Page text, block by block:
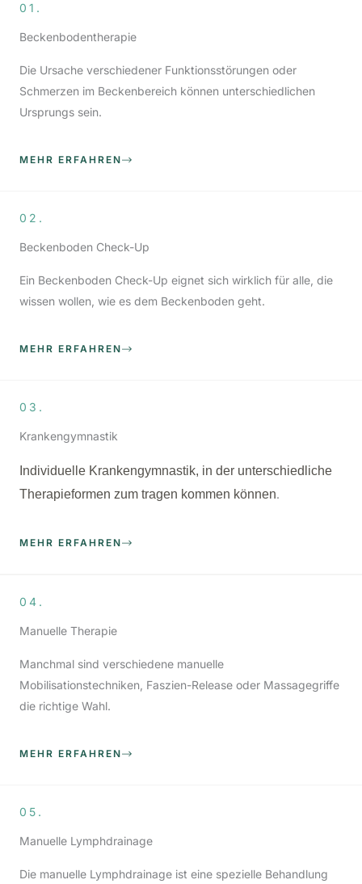
01.
Beckenbodentherapie
Die Ursache verschiedener Funktionsstörungen oder
Schmerzen im Beckenbereich können unterschiedlichen
Ursprungs sein.
MEHR ERFAHREN
02.
Beckenboden Check-Up
Ein Beckenboden Check-Up eignet sich wirklich für alle, die
wissen wollen, wie es dem Beckenboden geht.
MEHR ERFAHREN
03.
Krankengymnastik
Individuelle Krankengymnastik, in der unterschiedliche
Therapieformen zum tragen kommen können.
MEHR ERFAHREN
04.
Manuelle Therapie
Manchmal sind verschiedene manuelle
Mobilisationstechniken, Faszien-Release oder Massagegriffe
die richtige Wahl.
MEHR ERFAHREN
05.
Manuelle Lymphdrainage
Die manuelle Lymphdrainage ist eine spezielle Behandlung